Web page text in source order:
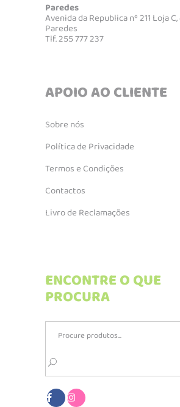
Paredes
Avenida da Republica nº 211 Loja
Paredes
Tlf. 255 777 237
APOIO AO CLIENTE
Sobre nós
Política de Privacidade
Termos e Condições
Contactos
Livro de Reclamações
ENCONTRE O QUE
PROCURA